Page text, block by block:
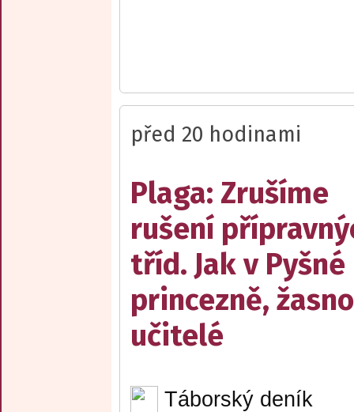
před 20 hodinami
Plaga: Zrušíme
rušení
tříd. Jak v Pyšné
princezně,
učitelé
Táborský deník